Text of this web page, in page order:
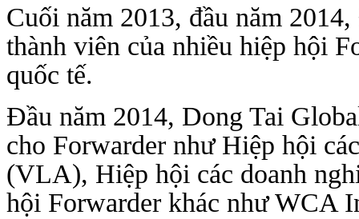
Cuối năm 2013, đầu năm
thành viên của nhiều hiệp hội
quốc tế.
Đầu năm 2014, Dong Tai
cho Forwarder như Hiệp hội
(VLA), Hiệp hội các doanh
hội Forwarder khác như WCA